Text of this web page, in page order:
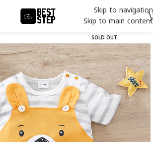
Skip to navigation
Skip to main content
SOLD OUT